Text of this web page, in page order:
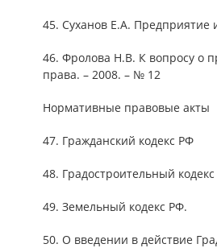
45. Суханов Е.А. Предприятие
46. Фролова Н.В. К вопросу о
права. – 2008. – № 12
Нормативные правовые акты
47. Гражданский кодекс РФ
48. Градостроительный
49. Земельный кодекс РФ.
50. О введении в действие